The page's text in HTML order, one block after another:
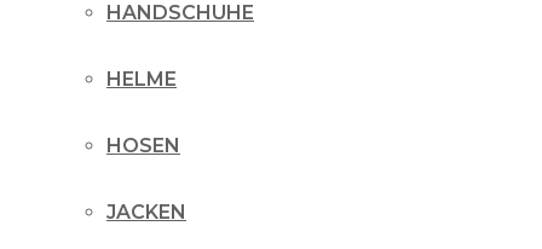
HANDSCHUHE
HELME
HOSEN
JACKEN